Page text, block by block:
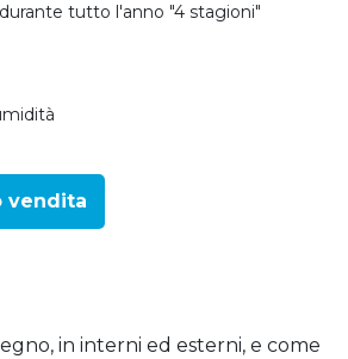
tutto l'anno "4 stagioni"
vendita
in interni ed esterni, e come